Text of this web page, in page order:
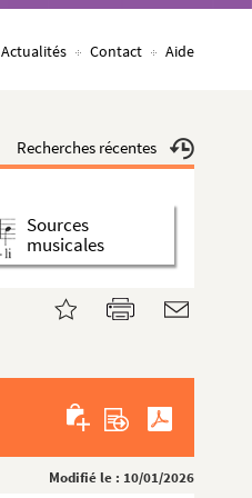
Actualités Contact Aide
Recherches récentes
Sources
musicales
Modifié le : 10/01/2026